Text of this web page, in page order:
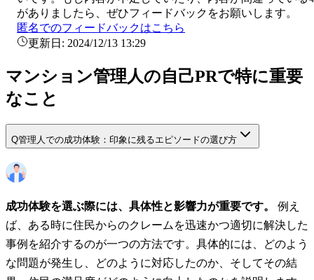
がありましたら、ぜひフィードバックをお願いします。
匿名でのフィードバックはこちら
更新日: 2024/12/13 13:29
マンション管理人の自己PRで特に重要
なこと
Q管理人での成功体験：印象に残るエピソードの選び方
成功体験を選ぶ際には、具体性と影響力が重要です。
例え
ば、ある時に住民からのクレームを迅速かつ適切に解決した
事例を紹介するのが一つの方法です。具体的には、どのよう
な問題が発生し、どのように対応したのか、そしてその結